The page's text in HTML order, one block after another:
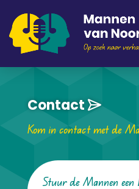
Contact
Kom in contact met de
Stuur de Mannen een